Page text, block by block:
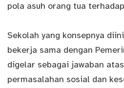
pola asuh orang tua
Sekolah yang konsepnya
bekerja sama dengan
digelar sebagai jawaban
permasalahan sosial dan